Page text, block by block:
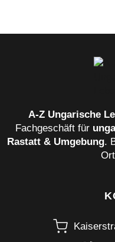
A‑Z Ungarische
Fachgeschäft für
Rastatt & Umgebung.